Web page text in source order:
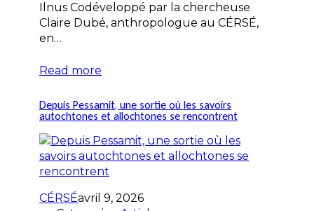
Ilnus Codéveloppé par la chercheuse
Claire Dubé, anthropologue au CÉRSÉ,
en…
Read more
Depuis Pessamit, une sortie où les savoirs
autochtones et allochtones se rencontrent
CÉRSÉavril 9, 2026